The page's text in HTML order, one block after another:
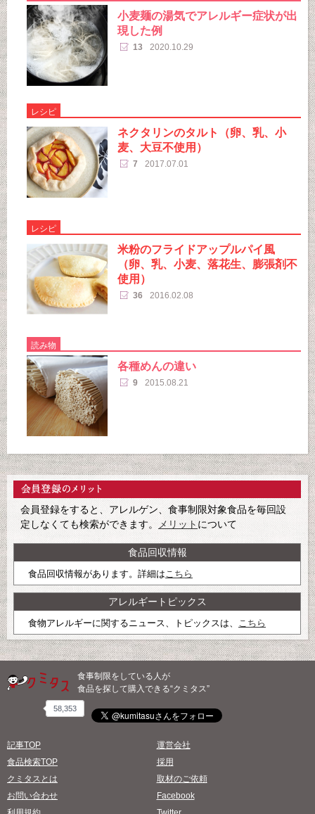
小麦麺の湯気でアレルギー症状が出
現した例
13 2020.10.29
レシピ
ネクタリンのタルト（卵、乳、小
麦、大豆不使用）
7 2017.07.01
レシピ
米粉のフライドアップルパイ風
（卵、乳、小麦、落花生、膨張剤不
使用）
36 2016.02.08
読み物
各種めんの違い
9 2015.08.21
会員登録をすると、アレルゲン、食事制限対象食品を毎回設
定しなくても検索ができます。 メリット について
食品回収情報
食品回収情報があります。詳細はこちら
アレルギートピックス
食物アレルギーに関するニュース、トピックスは、 こちら
食事制限をしている人が
食品を探して購入できる“クミタス”
58,353
記事TOP
食品検索TOP
クミタスとは
お問い合わせ
運営会社
採用
取材のご依頼
Facebook